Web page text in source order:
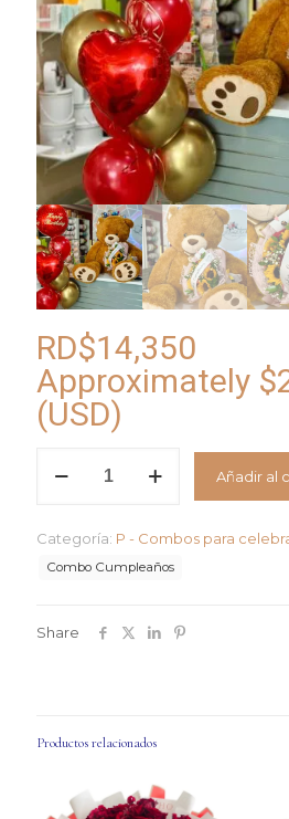
RD$14,350
Approximately $
(USD)
Añadir al
Categoría: P - Combos para
Combo Cumpleaños
Share
Productos relacionados